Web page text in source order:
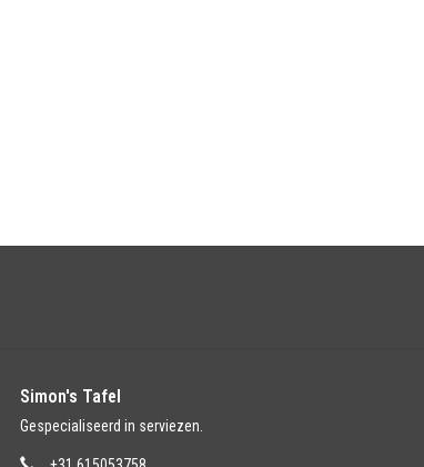
Simon's Tafel
Gespecialiseerd in serviezen.